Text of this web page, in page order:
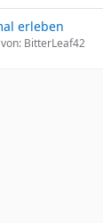
erleben
BitterLeaf42